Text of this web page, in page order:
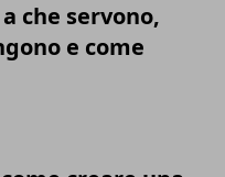
che servono,
e come